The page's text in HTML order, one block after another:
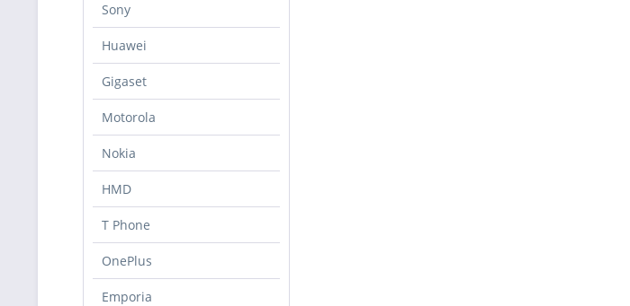
Sony
Huawei
Gigaset
Motorola
Nokia
HMD
T Phone
OnePlus
Emporia